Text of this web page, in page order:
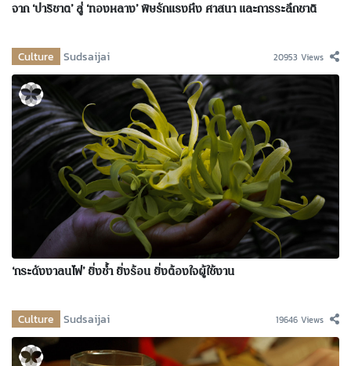
จาก ‘ปาริชาต’ สู่ ‘ทองหลาง’ พิษรักแรงหึง ศาสนา และการระลึกชาติ
Culture Sudsaijai 20953 Views
‘กระดังงาลนไฟ’ ยิ่งช้ำ ยิ่งร้อน ยิ่งต้องใจผู้ใช้งาน
Culture Sudsaijai 19646 Views